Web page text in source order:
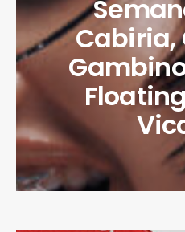
Cabiria,